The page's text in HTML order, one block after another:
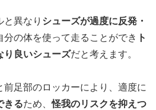
と異なり シューズが過度に反発・
分の体を使って走ることができ ト
り良いシューズだと考えます。
足部のロッカーにより、適度に
きるため、怪我のリスクを抑えつ